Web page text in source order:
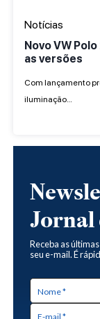
Notícias
Novo VW
as versões
Com lançamento
iluminação…
Jornal
Receba as
seu e-mail. É